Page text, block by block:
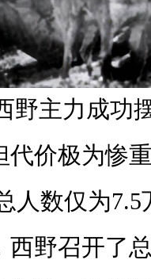
野主力成功
代价极为惨
人数仅为
西野召开了